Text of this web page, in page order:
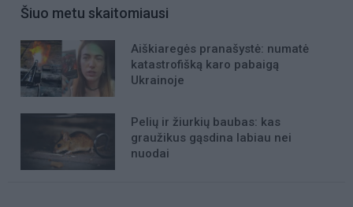
Šiuo metu skaitomiausi
Aiškiaregės pranašystė: numatė
katastrofišką karo pabaigą
Ukrainoje
Pelių ir žiurkių baubas: kas
graužikus gąsdina labiau nei
nuodai